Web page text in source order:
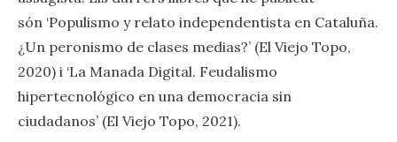
són ‘Populismo y relato independentista en Cataluña.
¿Un peronismo de clases medias?’ (El Viejo Topo,
2020) i ‘La Manada Digital. Feudalismo
hipertecnológico en una democracia sin
ciudadanos’ (El Viejo Topo, 2021).